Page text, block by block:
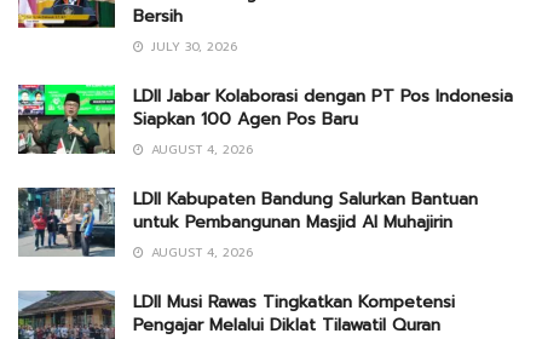
Bersih
JULY 30, 2026
LDII Jabar Kolaborasi dengan PT Pos Indonesia
Siapkan 100 Agen Pos Baru
AUGUST 4, 2026
LDII Kabupaten Bandung Salurkan Bantuan
untuk Pembangunan Masjid Al Muhajirin
AUGUST 4, 2026
LDII Musi Rawas Tingkatkan Kompetensi
Pengajar Melalui Diklat Tilawatil Quran